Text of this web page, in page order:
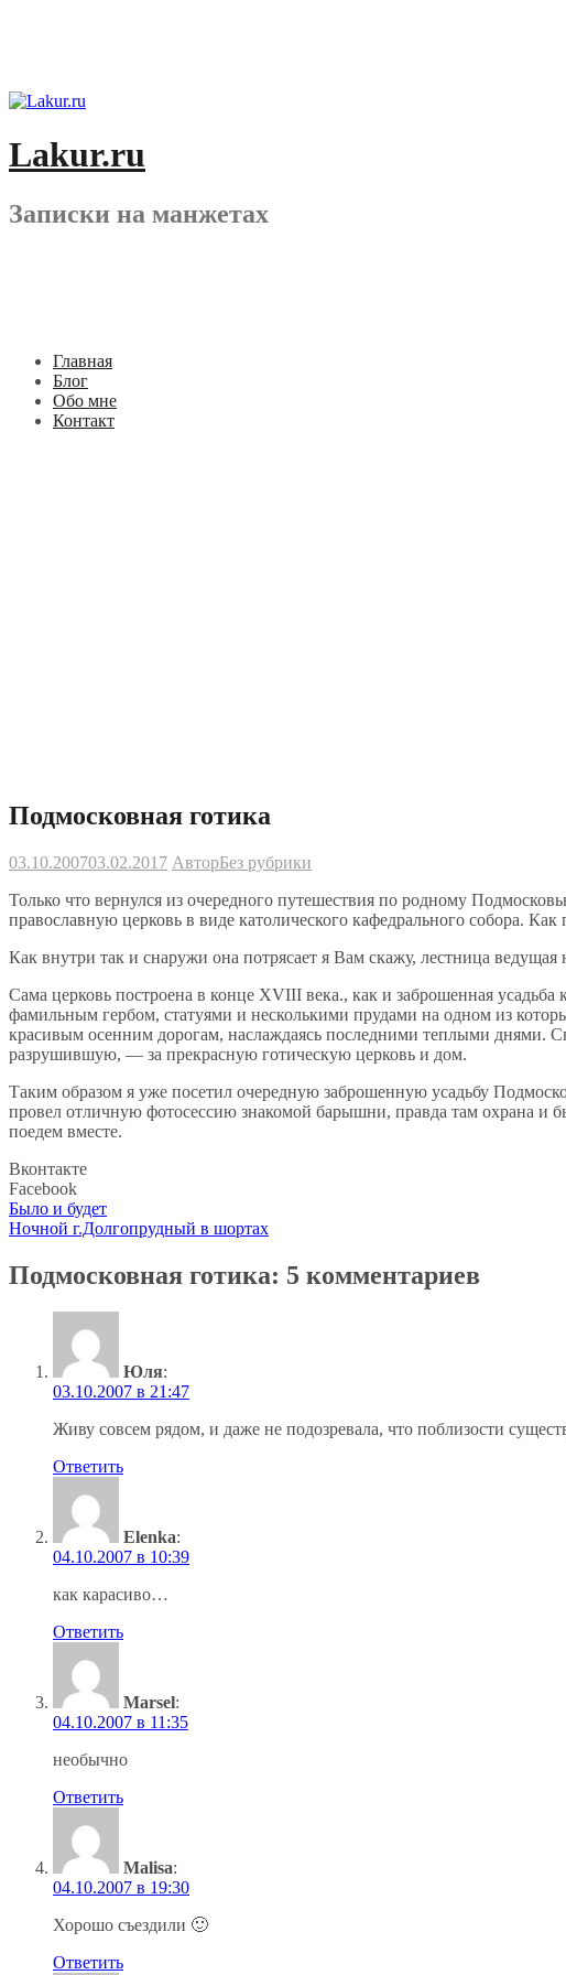
Lakur.ru
Записки на манжетах
Главная
Блог
Обо мне
Контакт
Подмосковная готика
03.10.200703.02.2017 АвторБез рубрики
Только что вернулся из очередного путешествия по родному
православную церковь в виде католического кафедрального собора.
Как внутри так и снаружи она потрясает я Вам скажу, лестница
Сама церковь построена в конце XVIII века., как и заброшенная усадьба
фамильным гербом, статуями и несколькими прудами на одном из
красивым осенним дорогам, наслаждаясь последними теплыми днями.
разрушившую, — за прекрасную готическую церковь и дом.
Таким образом я уже посетил очередную заброшенную усадьбу
провел отличную фотосессию знакомой барышни, правда там охрана и
поедем вместе.
Вконтакте
Facebook
Навигация
по
записям
Было и будет
Ночной г.Долгопрудный в шортах
Подмосковная готика: 5 комментариев
Юля:
03.10.2007 в 21:47
Живу совсем рядом, и даже не подозревала, что поблизости
Ответить
Elenka:
04.10.2007 в 10:39
как карасиво…
Ответить
Marsel:
04.10.2007 в 11:35
необычно
Ответить
Malisa:
04.10.2007 в 19:30
Хорошо съездили 🙂
Ответить